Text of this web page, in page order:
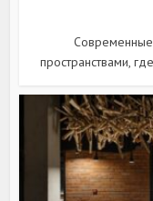
Современные
пространствами,